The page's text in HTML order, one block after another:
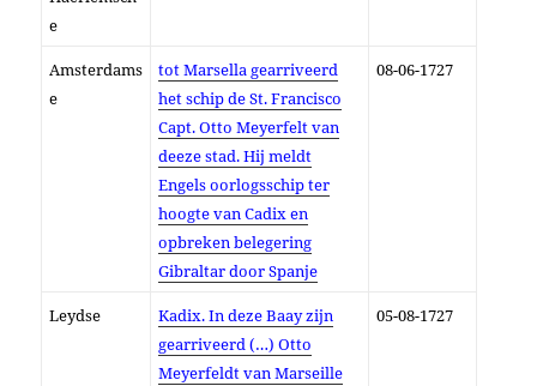
e
Amsterdams
e
tot Marsella gearriveerd
het schip de St. Francisco
Capt. Otto Meyerfelt van
deeze stad. Hij meldt
Engels oorlogsschip ter
hoogte van Cadix en
opbreken belegering
Gibraltar door Spanje
08-06-1727
Leydse
Kadix. In deze Baay zijn
gearriveerd (…) Otto
Meyerfeldt van Marseille
05-08-1727